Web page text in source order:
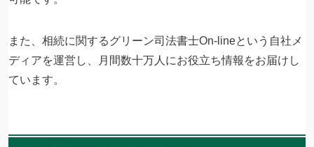
また、相続に関するグリーン司法書士On-lineという自社メ
ディアを運営し、月間数十万人にお役立ち情報をお届けし
ています。